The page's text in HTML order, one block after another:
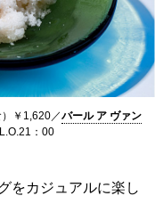
￥1,620／バール ア ヴァン
：00
をカジュアルに楽し